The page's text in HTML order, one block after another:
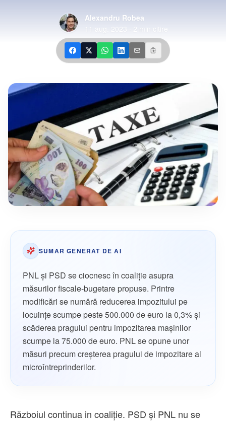
Alexandru Robea
11 aug. 2023
2 min citire
SUMAR GENERAT DE AI
PNL și PSD se ciocnesc în coaliție asupra
măsurilor fiscale-bugetare propuse. Printre
modificări se numără reducerea impozitului pe
locuințe scumpe peste 500.000 de euro la 0,3% și
scăderea pragului pentru impozitarea mașinilor
scumpe la 75.000 de euro. PNL se opune unor
măsuri precum creșterea pragului de impozitare al
microîntreprinderilor.
Războiul continua in coaliție. PSD și PNL nu se